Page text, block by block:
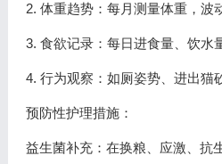
2. 体重趋势：每月测量体重，波
3. 食欲记录：每日进食量、饮水
4. 行为观察：如厕姿势、进出猫
预防性护理措施：
益生菌补充：在换粮、应激、抗